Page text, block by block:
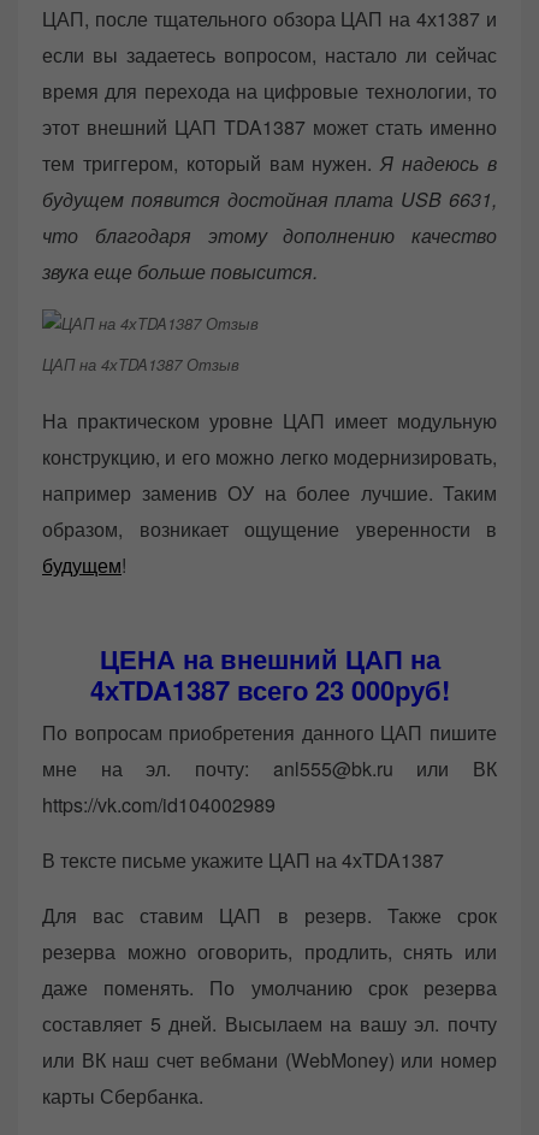
ЦАП, после тщательного обзора ЦАП на 4х1387 и
если вы задаетесь вопросом, настало ли сейчас
время для перехода на цифровые технологии, то
этот внешний ЦАП TDA1387 может стать именно
тем триггером, который вам нужен.Я надеюсь в
будущем появится достойная плата USB 6631,
что благодаря этому дополнению качество
звука еще больше повысится.
ЦАП на 4хTDA1387 Отзыв
На практическом уровне ЦАП имеет модульную
конструкцию, и его можно легко модернизировать,
например заменив ОУ на более лучшие. Таким
образом, возникает ощущение уверенности в
будущем!
ЦЕНА на внешний ЦАП на
4хTDA1387 всего 23 000руб!
По вопросам приобретения данного ЦАП пишите
мне на эл. почту: anl555@bk.ru или ВК
https://vk.com/id104002989
В тексте письме укажите ЦАП на 4хTDA1387
Для вас ставим ЦАП в резерв. Также срок
резерва можно оговорить, продлить, снять или
даже поменять. По умолчанию срок резерва
составляет 5 дней. Высылаем на вашу эл. почту
или ВК наш счет вебмани (WebMoney) или номер
карты Сбербанка.